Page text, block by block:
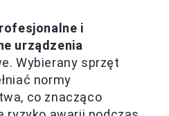
i
urządzenia
Wybierany sprzęt
normy
co znacząco